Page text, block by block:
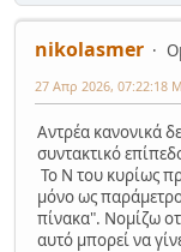
nikolasmer
27 Απρ 2026, 07:22:18
Αντρέα κανονικά
συντακτικό
Το Ν του κυρίως
μόνο ως
πίνακα". Νομίζω
αυτό μπορεί να